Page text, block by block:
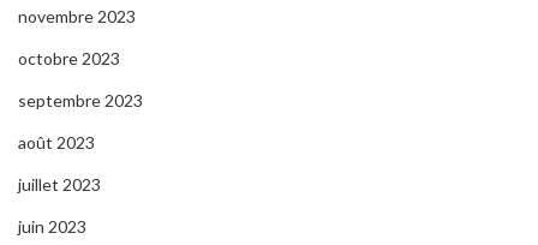
novembre 2023
octobre 2023
septembre 2023
août 2023
juillet 2023
juin 2023